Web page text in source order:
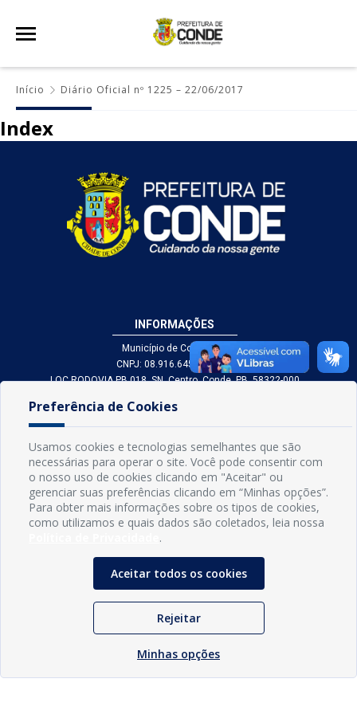
Início Diário Oficial nº 1225 – 22/06/2017
Index
INFORMAÇÕES
Município de Conde - PB
CNPJ: 08.916.645/0001-80
LOC RODOVIA PB 018, SN, Centro, Conde, PB, 58322-000
gabinetedaprefeita@conde.pb.gov.br
Exp: Segunda a sexta, das 8h às 14h.
© Prefeitura Municipal do Conde | Desenvolvido porSogo Tecnologia
Preferência de Cookies
Usamos cookies e tecnologias semelhantes que são
necessárias para operar o site. Você pode consentir com
o nosso uso de cookies clicando em "Aceitar" ou
gerenciar suas preferências clicando em “Minhas opções”.
Para obter mais informações sobre os tipos de cookies,
como utilizamos e quais dados são coletados, leia nossa
.
Aceitar todos os cookies
Rejeitar
Minhas opções